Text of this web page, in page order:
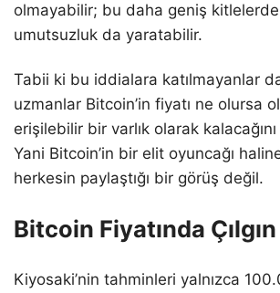
olmayabilir; bu daha geniş kitlelerde
umutsuzluk da yaratabilir.
Tabii ki bu iddialara katılmayanlar
uzmanlar Bitcoin’in fiyatı ne olursa
erişilebilir bir varlık olarak
Yani Bitcoin’in bir elit oyuncağı
herkesin paylaştığı bir görüş değil.
Bitcoin Fiyatında
Kiyosaki’nin tahminleri yalnızca